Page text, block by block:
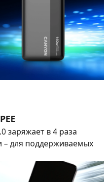
заряжает в 4 раза
– для поддерживаемых